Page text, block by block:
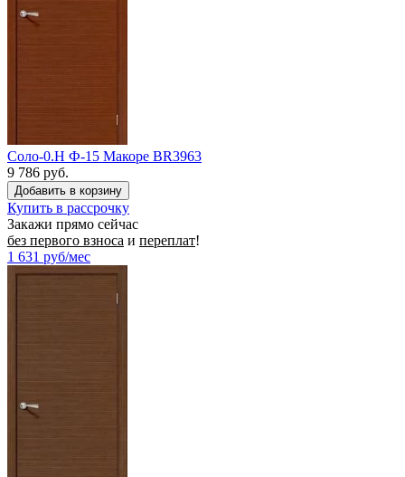
Соло-0.H Ф-15 Макоре BR3963
9 786 руб.
Купить в рассрочку
Закажи прямо сейчас
без первого взноса и переплат!
1 631 руб/мес